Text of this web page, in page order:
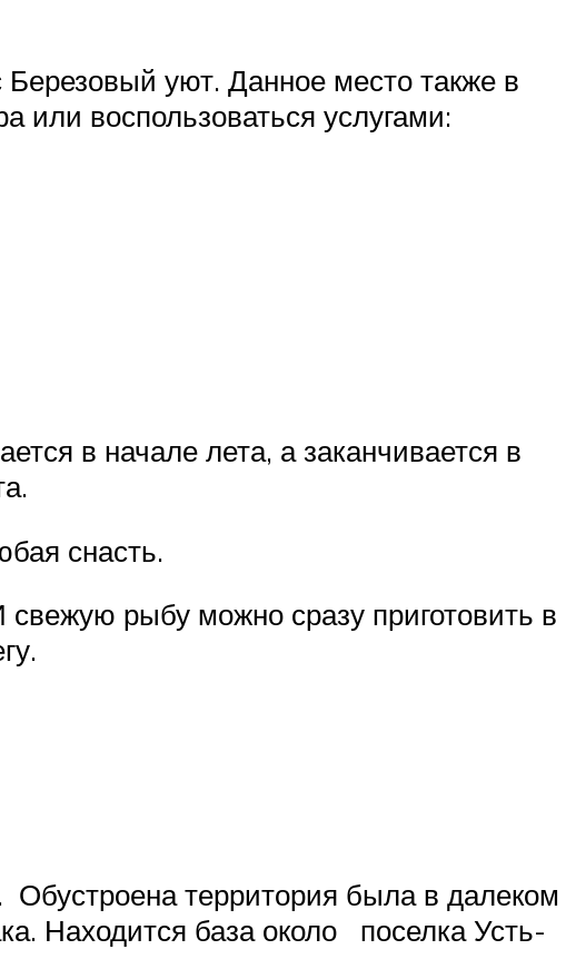
Березовый уют. Данное место также в
или воспользоваться услугами:
в начале лета, а заканчивается в
снасть.
рыбу можно сразу приготовить в
Обустроена территория была в далеком
Находится база около поселка Усть-